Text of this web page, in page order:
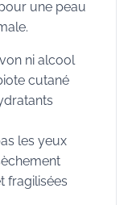
une peau
ni alcool
cutané
les yeux
fragilisées